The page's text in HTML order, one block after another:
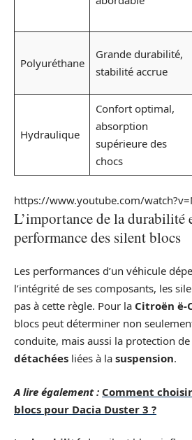
Polyuréthane
Grande durabilité,
stabilité accrue
Hydraulique
Confort optimal,
absorption
supérieure des
chocs
https://www.youtube.com/
L’importance de la durabilité
performance des silent blocs
Les performances d’un véhicule
l’intégrité de ses composants, les
pas à cette règle. Pour la Citroën ë-
blocs peut déterminer non
conduite, mais aussi la protection
détachées liées à la suspension.
A lire également : Comment
blocs pour Dacia Duster 3 ?